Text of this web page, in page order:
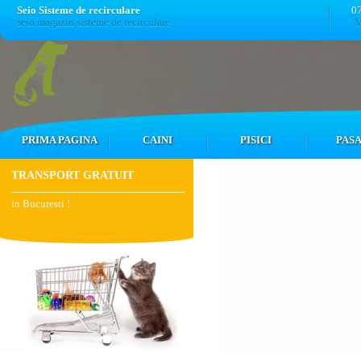
Seio Sisteme de recirculare
seio magazin sisteme de recirculare
PRIMA PAGINA CAINI PISICI
TRANSPORT GRATUIT
in Bucuresti !